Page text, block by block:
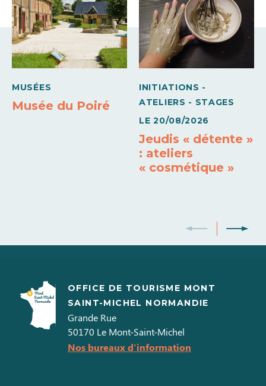
09h00 à 14h30 et
17h00 à 21h00
Vendredi
09h00 à 14h30 et
17h00 à 21h00
09h00 à 14h30 et
MUSÉES
Musée du Poiré
INITIATIONS -
ATELIERS - STAGES
LE 20/08/2026
Jeudis « détente »
: ateliers
« cosmétique »
OFFICE DE TOURISME MONT
SAINT-MICHEL NORMANDIE
Grande Rue
50170 Le Mont-Saint-Michel
Nos bureaux d'information